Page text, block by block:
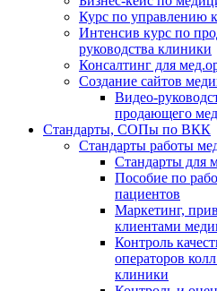
Курс по управлению
Интенсив курс по
руководства клиники
Консалтинг для
Создание сайтов
Видео-
продающего
Стандарты, СОПы по ВКК
Стандарты работы
Стандарты для
Пособие по
пациентов
Маркетинг,
клиентами
Контроль
операторов
клиники